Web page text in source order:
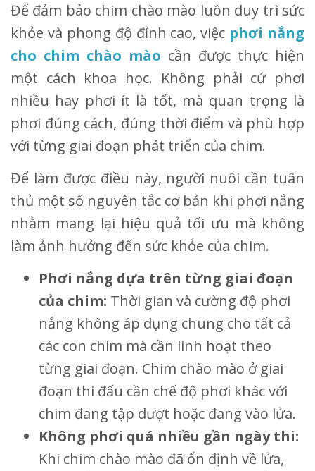
Để đảm bảo chim chào mào luôn duy trì sức
khỏe và phong độ đỉnh cao, việc phơi nắng
cho chim chào mào cần được thực hiện
một cách khoa học. Không phải cứ phơi
nhiều hay phơi ít là tốt, mà quan trọng là
phơi đúng cách, đúng thời điểm và phù hợp
với từng giai đoạn phát triển của chim.
Để làm được điều này, người nuôi cần tuân
thủ một số nguyên tắc cơ bản khi phơi nắng
nhằm mang lại hiệu quả tối ưu mà không
làm ảnh hưởng đến sức khỏe của chim.
Phơi nắng dựa trên từng giai đoạn
của chim: Thời gian và cường độ phơi
nắng không áp dụng chung cho tất cả
các con chim mà cần linh hoạt theo
từng giai đoạn. Chim chào mào ở giai
đoạn thi đấu cần chế độ phơi khác với
chim đang tập dượt hoặc đang vào lửa.
Không phơi quá nhiều gần ngày thi:
Khi chim chào mào đã ổn định về lửa,